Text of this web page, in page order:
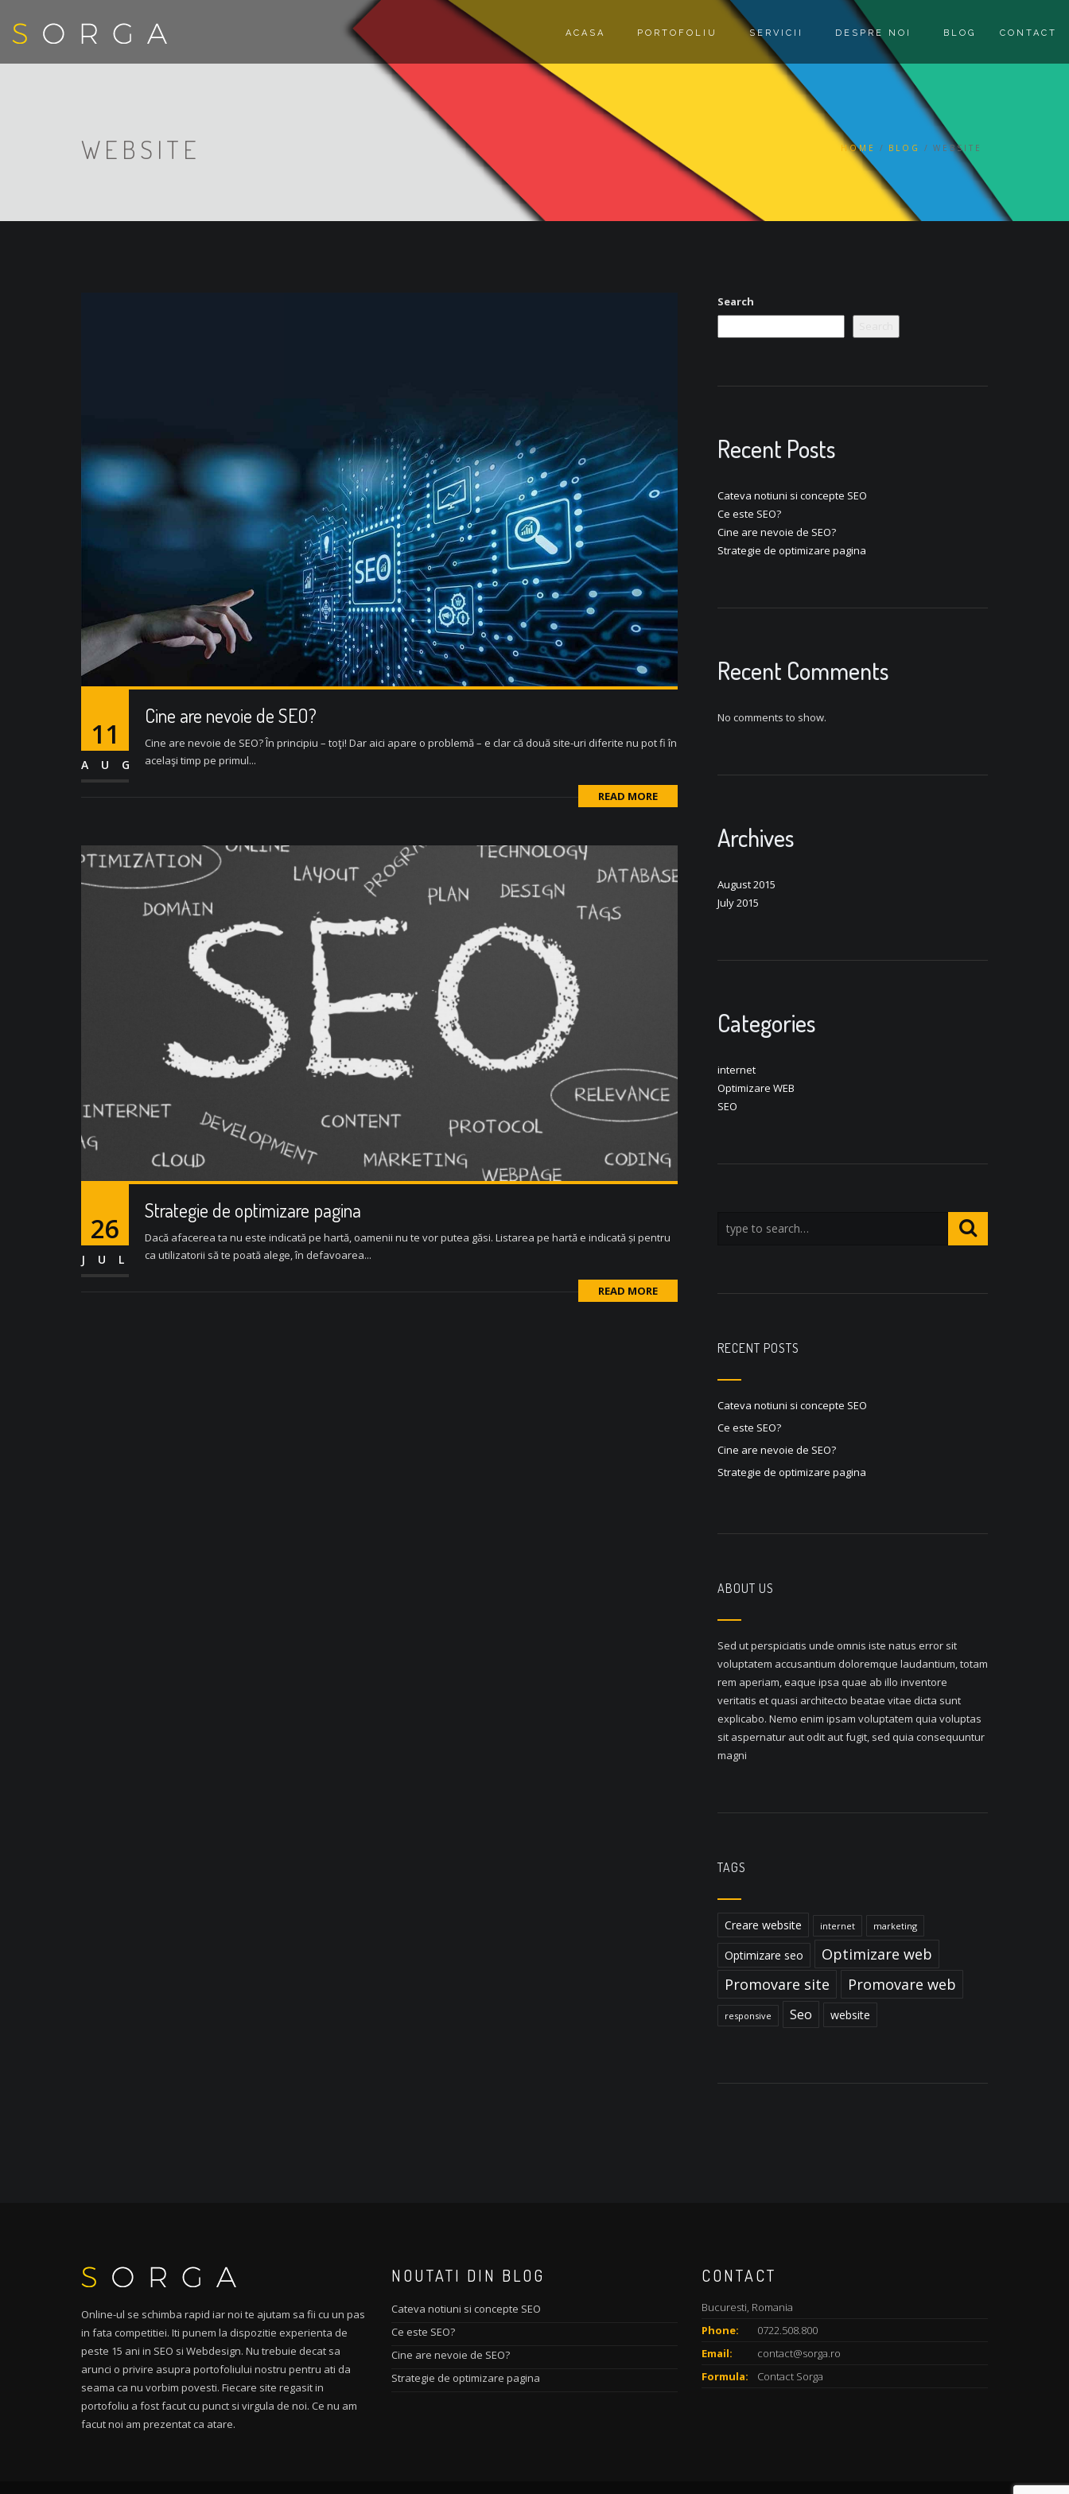
ACASA PORTOFOLIU SERVICII DESPRE NOI BLOG CONTACT
WEBSITE HOME BLOG WEBSITE
11
AUG
Cine are nevoie de SEO?
Cine are nevoie de SEO? În principiu – toţi! Dar aici apare o problemă – e clar că două site-uri diferite nu pot fi în
acelaşi timp pe primul...
READ MORE
26
JUL
Strategie de optimizare pagina
Dacă afacerea ta nu este indicată pe hartă, oamenii nu te vor putea găsi. Listarea pe hartă e indicată și pentru
ca utilizatorii să te poată alege, în defavoarea...
READ MORE
Search
Recent Posts
Cateva notiuni si concepte SEO
Ce este SEO?
Cine are nevoie de SEO?
Strategie de optimizare pagina
Recent Comments
No comments to show.
Archives
August 2015
July 2015
Categories
internet
Optimizare WEB
SEO
RECENT POSTS
Cateva notiuni si concepte SEO
Ce este SEO?
Cine are nevoie de SEO?
Strategie de optimizare pagina
ABOUT US
Sed ut perspiciatis unde omnis iste natus error sit
voluptatem accusantium doloremque laudantium, totam
rem aperiam, eaque ipsa quae ab illo inventore
veritatis et quasi architecto beatae vitae dicta sunt
explicabo. Nemo enim ipsam voluptatem quia voluptas
sit aspernatur aut odit aut fugit, sed quia consequuntur
magni
TAGS
Creare website internet marketing
Optimizare seo
Optimizare web
Promovare site
Promovare web
responsive Seo website
Online-ul se schimba rapid iar noi te ajutam sa fii cu un pas
in fata competitiei. Iti punem la dispozitie experienta de
peste 15 ani in SEO si Webdesign. Nu trebuie decat sa
arunci o privire asupra portofoliului nostru pentru ati da
seama ca nu vorbim povesti. Fiecare site regasit in
portofoliu a fost facut cu punct si virgula de noi. Ce nu am
facut noi am prezentat ca atare.
NOUTATI DIN BLOG
Cateva notiuni si concepte SEO
Ce este SEO?
Cine are nevoie de SEO?
Strategie de optimizare pagina
CONTACT
Bucuresti, Romania
Phone:
0722.508.800
Email:
contact@sorga.ro
Formula:
Contact Sorga